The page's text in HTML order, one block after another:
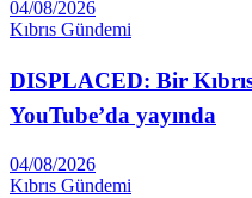
04/08/2026
Kıbrıs Gündemi
DISPLACED: Bir
YouTube’da yayında
04/08/2026
Kıbrıs Gündemi